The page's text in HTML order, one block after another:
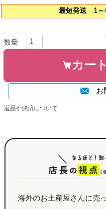
最短発送 1～
カー
お
返品や決済について
海外のお土産屋さんに売